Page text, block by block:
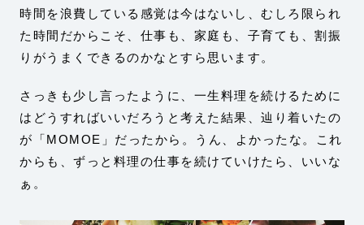
時間を浪費している感覚は今はないし、むしろ限られ
た時間だからこそ、仕事も、家庭も、子育ても、割振
りがうまくできるのかなとすら思います。
さっきも少し言ったように、一生料理を続けるために
はどうすればいいだろうと考えた結果、辿り着いたの
が「MOMOE」だったから。うん、よかったな。これ
からも、ずっと料理の仕事を続けていけたら、いいな
ぁ。